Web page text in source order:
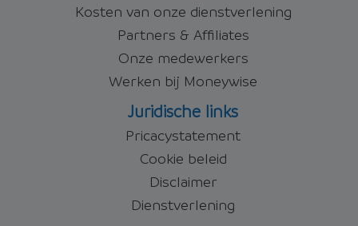
Kosten van onze dienstverlening
Partners & Affiliates
Onze medewerkers
Werken bij Moneywise
Juridische links
Pricacystatement
Cookie beleid
Disclaimer
Dienstverlening